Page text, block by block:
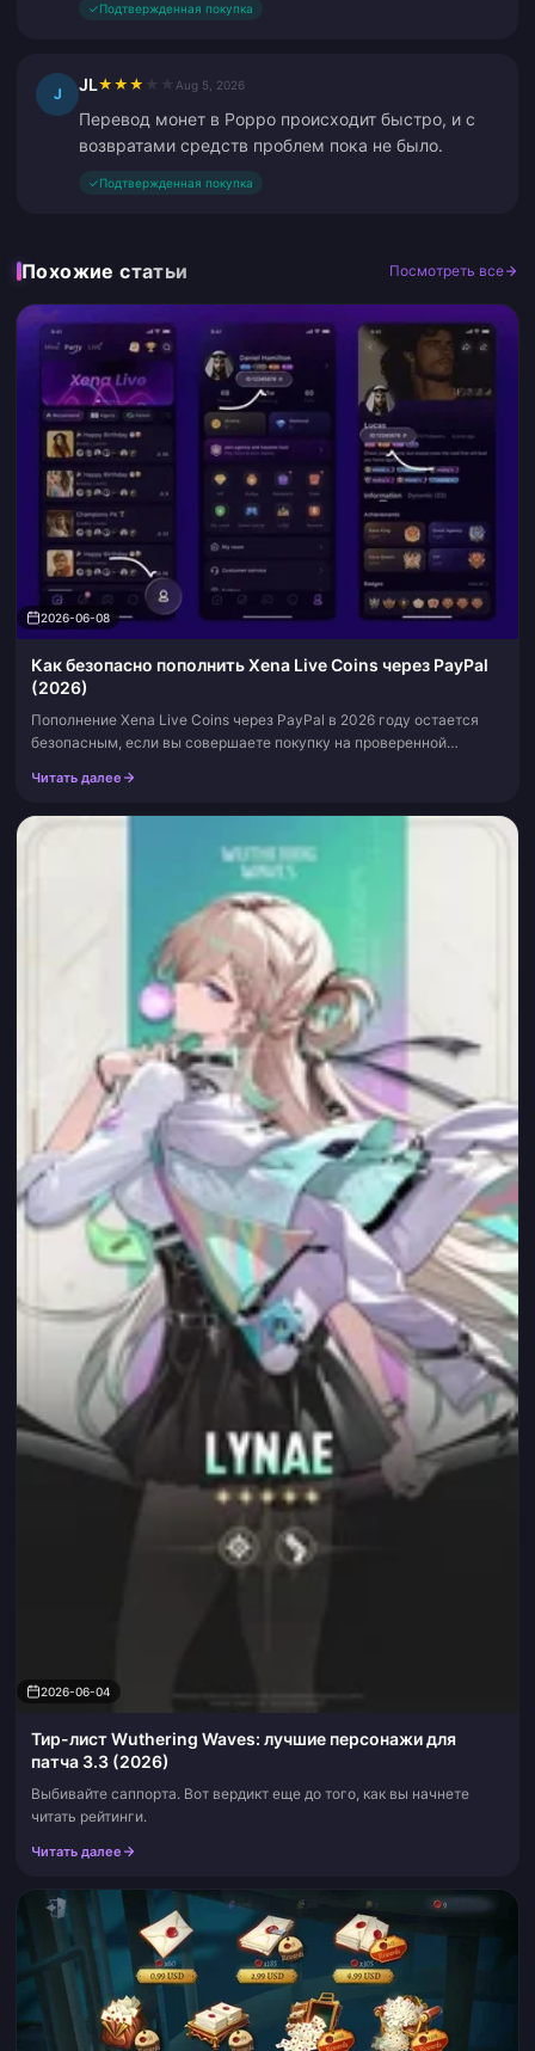
✓Подтвержденная покупка
J JL★ ★ ★ Aug 5, 2026
Перевод монет в Poppo происходит быстро, и с
возвратами средств проблем пока не было.
✓Подтвержденная покупка
Похожие статьи Посмотреть все
2026-06-08
Как безопасно пополнить Xena Live Coins через PayPal
(2026)
Пополнение Xena Live Coins через PayPal в 2026 году остается
безопасным, если вы совершаете покупку на проверенной
пароль от игры) и сох...
Читать далее
2026-06-04
Тир-лист Wuthering Waves: лучшие персонажи для
патча 3.3 (2026)
Выбивайте саппорта. Вот вердикт еще до того, как вы начнете
читать рейтинги.
Читать далее